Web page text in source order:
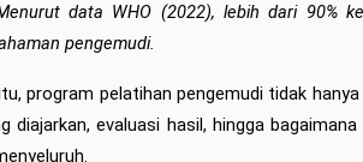
data WHO (2022), lebih dari 90%
pengemudi.
program pelatihan pengemudi tidak
diajarkan, evaluasi hasil, hingga bagaimana